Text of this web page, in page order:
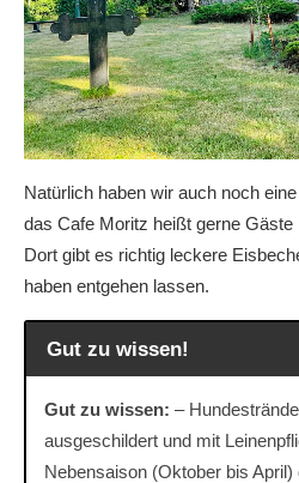
Natürlich haben wir auch noch
das Cafe Moritz heißt gerne
Dort gibt es richtig leckere
haben entgehen lassen.
Gut zu wissen!
Gut zu wissen: –
ausgeschildert und mit
Nebensaison (Oktober bis